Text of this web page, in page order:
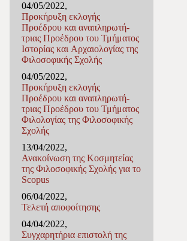
04/05/2022,
Προκήρυξη εκλογής
Προέδρου και αναπληρωτή-
τριας Προέδρου του Τμήματος
Ιστορίας και Αρχαιολογίας της
Φιλοσοφικής Σχολής
04/05/2022,
Προκήρυξη εκλογής
Προέδρου και αναπληρωτή-
τριας Προέδρου του Τμήματος
Φιλολογίας της Φιλοσοφικής
Σχολής
13/04/2022,
Ανακοίνωση της Κοσμητείας
της Φιλοσοφικής Σχολής για το
Scopus
06/04/2022,
Τελετή αποφοίτησης
04/04/2022,
Συγχαρητήρια επιστολή της